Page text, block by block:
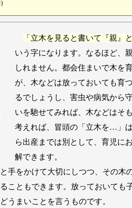
)
「立木を見ると書いて『親』
いう字になります。なるほど、
しれません。都会住まいで木を
が、木などは放っておいても育
るでしょうし、害虫や病気から
いを馳せてみれば、木などはそ
考えれば、冒頭の「立木を…」
ら出産までは別として、育児に
解できます。
をかけて大切にしつつ、その木
こともできます。放っておいても
うまいことを言うものです。